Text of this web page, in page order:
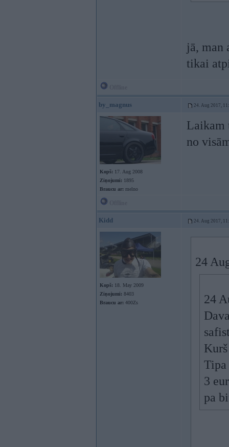
jā, man
tikai
by_magnus 24. Aug 2017,
Kopš: 17. Aug 2008
Ziņojumi: 1895
Braucu ar: melno
Laikam
no
Kidd 24. Aug 2017,
Kopš: 18. May 2009
Ziņojumi: 8403
Braucu ar: 400Zs
24
24
Tipa
3
pa